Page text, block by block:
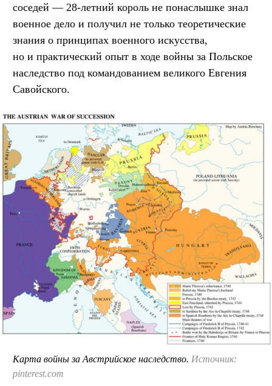
соседей — 28-летний король не понаслышке знал
военное дело и получил не только теоретические
знания о принципах военного искусства,
но и практический опыт в ходе войны за Польское
наследство под командованием великого Евгения
Савойского.
Карта войны за Австрийское наследство. Источник:
pinterest.com